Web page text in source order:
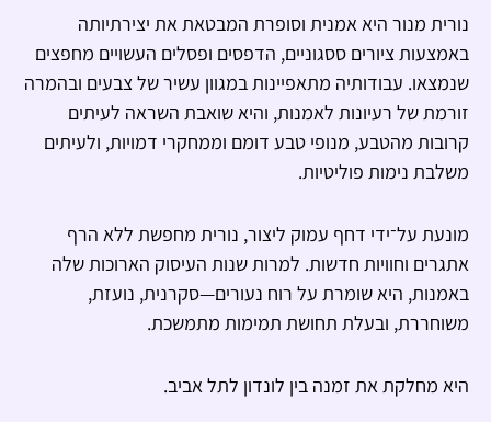
נורית מנור היא אמנית וסופרת המבטאת את יצירתיותה
באמצעות ציורים ססגוניים, הדפסים ופסלים העשויים מחפצים
שנמצאו. עבודותיה מתאפיינות במגוון עשיר של צבעים ובהמרה
זורמת של רעיונות לאמנות, והיא שואבת השראה לעיתים
קרובות מהטבע, מנופי טבע דומם וממחקרי דמויות, ולעיתים
משלבת נימות פוליטיות.
מונעת על־ידי דחף עמוק ליצור, נורית מחפשת ללא הרף
אתגרים וחוויות חדשות. למרות שנות העיסוק הארוכות שלה
באמנות, היא שומרת על רוח נעורים—סקרנית, נועזת,
משוחררת, ובעלת תחושת תמימות מתמשכת.
היא מחלקת את זמנה בין לונדון לתל אביב.